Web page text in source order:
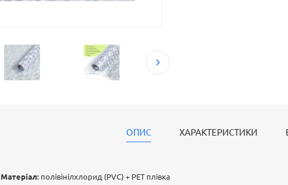
ОПИС ХАРАКТЕРИСТИКИ
Матеріал: полівінілхлорид (PVC) + РЕТ плівка